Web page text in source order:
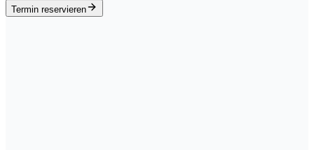
Termin reservieren